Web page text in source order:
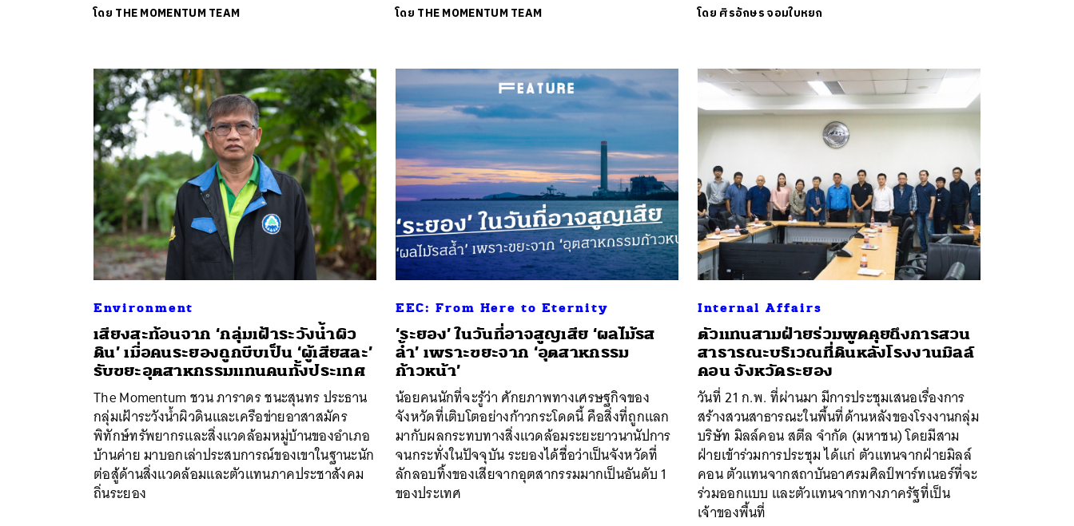
โดย THE MOMENTUM TEAM โดย THE MOMENTUM TEAM โดย ศิรอักษร จอมใบหยก
Environment
เสียงสะท้อนจาก ‘กลุ่มเฝ้าระวังน้ำผิว
ดิน’ เมื่อคนระยองถูกบีบเป็น ‘ผู้เสียสละ’
รับขยะอุตสาหกรรมแทนคนทั้งประเทศ
The Momentum ชวน ภาราดร ชนะสุนทร ประธาน
กลุ่มเฝ้าระวังน้ำผิวดินและเครือข่ายอาสาสมัคร
พิทักษ์ทรัพยากรและสิ่งแวดล้อมหมู่บ้านของอำเภอ
บ้านค่าย มาบอกเล่าประสบการณ์ของเขาในฐานะนัก
ต่อสู้ด้านสิ่งแวดล้อมและตัวแทนภาคประชาสังคม
ถิ่นระยอง
EEC: From Here to Eternity
‘ระยอง’ ในวันที่อาจสูญเสีย ‘ผลไม้รส
ล้ำ’ เพราะขยะจาก ‘อุตสาหกรรม
ก้าวหน้า’
น้อยคนนักที่จะรู้ว่า ศักยภาพทางเศรษฐกิจของ
จังหวัดที่เติบโตอย่างก้าวกระโดดนี้ คือสิ่งที่ถูกแลก
มากับผลกระทบทางสิ่งแวดล้อมระยะยาวนานัปการ
จนกระทั่งในปัจจุบัน ระยองได้ชื่อว่าเป็นจังหวัดที่
ลักลอบทิ้งของเสียจากอุตสากรรมมากเป็นอันดับ 1
ของประเทศ
Internal Affairs
ตัวแทนสามฝ่ายร่วมพูดคุยถึงการสวน
สาธารณะบริเวณที่ิดินหลังโรงงานมิลล์
คอน จังหวัดระยอง
วันที่ 21 ก.พ. ที่ผ่านมา มีการประชุมเสนอเรื่องการ
สร้างสวนสาธารณะในพื้นที่ด้านหลังของโรงงานกลุ่ม
บริษัท มิลล์คอน สตีล จำกัด (มหาชน) โดยมีสาม
ฝ่ายเข้าร่วมการประชุม ได้แก่ ตัวแทนจากฝ่ายมิลล์
คอน ตัวแทนจากสถาบันอาศรมศิลป์พาร์ทเนอร์ที่จะ
ร่วมออกแบบ และตัวแทนจากทางภาครัฐที่เป็น
เจ้าของพื้นที่
SHARE TWEET LINE EMAIL